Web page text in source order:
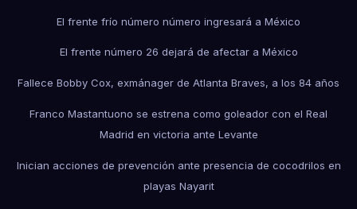
El frente frío número número ingresará a México
El frente número 26 dejará de afectar a México
Fallece Bobby Cox, exmánager de Atlanta Braves, a los 84 años
Franco Mastantuono se estrena como goleador con el Real
Madrid en victoria ante Levante
Inician acciones de prevención ante presencia de cocodrilos en
playas Nayarit